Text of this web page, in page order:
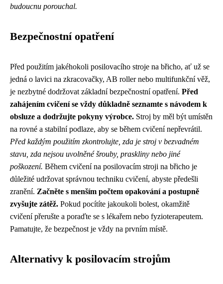
budoucnu porouchal.
Bezpečnostní opatření
Před použitím jakéhokoli posilovacího stroje na břicho, ať už se
jedná o lavici na zkracovačky, AB roller nebo multifunkční věž,
je nezbytné dodržovat základní bezpečnostní opatření. Před
zahájením cvičení se vždy důkladně seznamte s návodem k
obsluze a dodržujte pokyny výrobce. Stroj by měl být umístěn
na rovné a stabilní podlaze, aby se během cvičení nepřevrátil.
Před každým použitím zkontrolujte, zda je stroj v bezvadném
stavu, zda nejsou uvolněné šrouby, praskliny nebo jiné
poškození. Během cvičení na posilovacím stroji na břicho je
důležité udržovat správnou techniku cvičení, abyste předešli
zranění. Začněte s menším počtem opakování a postupně
zvyšujte zátěž. Pokud pocítíte jakoukoli bolest, okamžitě
cvičení přerušte a poraďte se s lékařem nebo fyzioterapeutem.
Pamatujte, že bezpečnost je vždy na prvním místě.
Alternativy k posilovacím strojům